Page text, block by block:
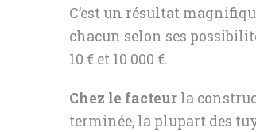
C’est un résultat
chacun selon ses
10 € et 10 000 €.
Chez le facteur la
terminée, la plupart des